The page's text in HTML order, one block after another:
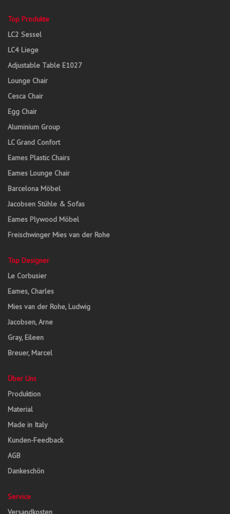
Top Produkte
LC2 Sessel
LC4 Liege
Adjustable Table E1027
Lounge Chair
Cesca Chair
Egg Chair
Aluminium Group
LC Grand Confort
Eames Plastic Chairs
Eames Lounge Chair
Barcelona Möbel
Jacobsen Stühle & Sofas
Eames Plywood Möbel
Freischwinger Mies van der Rohe
Top Designer
Le Corbusier
Eames, Charles
Mies van der Rohe, Ludwig
Jacobsen, Arne
Gray, Eileen
Breuer, Marcel
Über Uns
Produktion
Material
Made in Italy
Kunden-Feedback
AGB
Dankeschön
Service
Versandkosten